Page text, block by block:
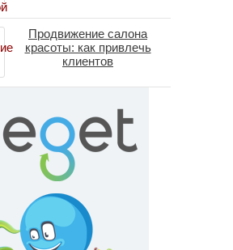
специалистов в 2026 году
Продвижение салона
красоты: как привлечь
клиентов